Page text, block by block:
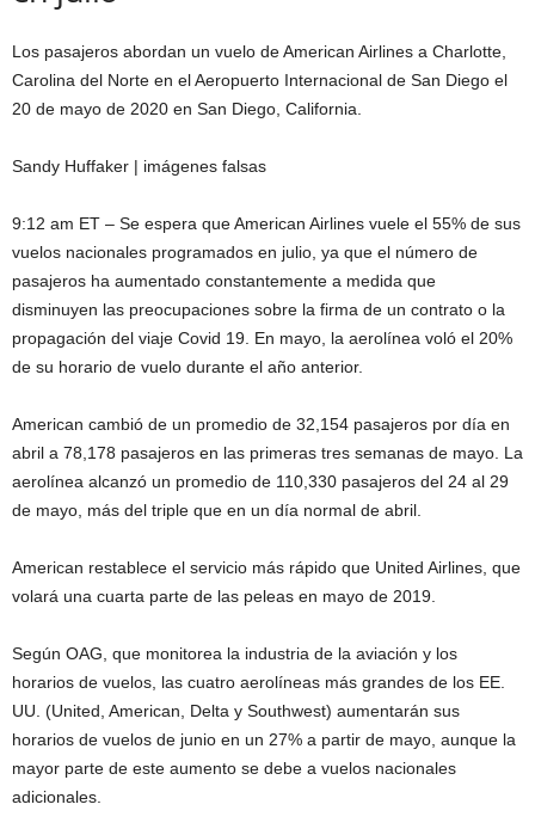
Los pasajeros abordan un vuelo de American Airlines a Charlotte,
Carolina del Norte en el Aeropuerto Internacional de San Diego el
20 de mayo de 2020 en San Diego, California.
Sandy Huffaker | imágenes falsas
9:12 am ET – Se espera que American Airlines vuele el 55% de sus
vuelos nacionales programados en julio, ya que el número de
pasajeros ha aumentado constantemente a medida que
disminuyen las preocupaciones sobre la firma de un contrato o la
propagación del viaje Covid 19. En mayo, la aerolínea voló el 20%
de su horario de vuelo durante el año anterior.
American cambió de un promedio de 32,154 pasajeros por día en
abril a 78,178 pasajeros en las primeras tres semanas de mayo. La
aerolínea alcanzó un promedio de 110,330 pasajeros del 24 al 29
de mayo, más del triple que en un día normal de abril.
American restablece el servicio más rápido que United Airlines, que
volará una cuarta parte de las peleas en mayo de 2019.
Según OAG, que monitorea la industria de la aviación y los
horarios de vuelos, las cuatro aerolíneas más grandes de los EE.
UU. (United, American, Delta y Southwest) aumentarán sus
horarios de vuelos de junio en un 27% a partir de mayo, aunque la
mayor parte de este aumento se debe a vuelos nacionales
adicionales.